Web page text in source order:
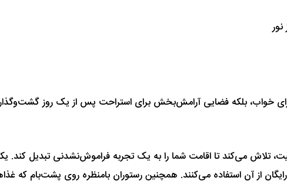
برای خواب، بلکه فضایی آرامش‌بخش برای استراحت پس از یک روز
تلاش می‌کند تا اقامت شما را به یک تجربه فراموش‌نشدنی تبدیل
از آن استفاده می‌کنند. همچنین رستوران بامنظره روی پشت‌بام که